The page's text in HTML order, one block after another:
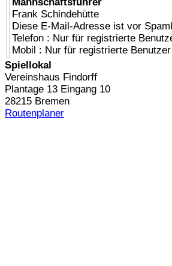
Frank Schindehütte
Diese E-Mail-Adresse ist vor
Telefon : Nur für registrierte
Mobil : Nur für registrierte
Spiellokal
Vereinshaus Findorff
Plantage 13 Eingang 10
28215 Bremen
Routenplaner